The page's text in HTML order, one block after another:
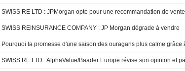
SWISS RE LTD : JPMorgan opte pour une recommandation de vente
SWISS REINSURANCE COMPANY : JP Morgan dégrade à vendre